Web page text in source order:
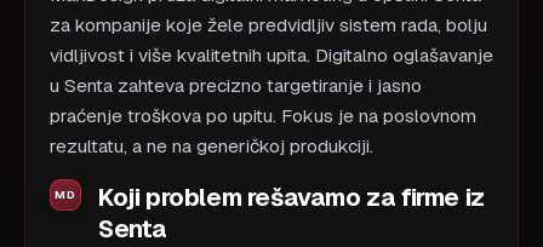
za kompanije koje žele predvidljiv sistem rada, bolju
vidljivost i više kvalitetnih upita. Digitalno oglašavanje
u Senta zahteva precizno targetiranje i jasno
praćenje troškova po upitu. Fokus je na poslovnom
rezultatu, a ne na generičkoj produkciji.
Koji problem rešavamo za firme iz
Senta